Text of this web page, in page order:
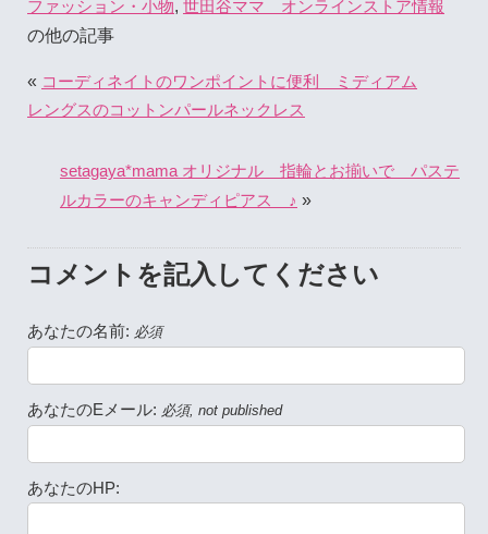
ファッション・小物, 世田谷ママ オンラインストア情報
の他の記事
« コーディネイトのワンポイントに便利 ミディアム
レングスのコットンパールネックレス
setagaya*mama オリジナル 指輪とお揃いで パステ
ルカラーのキャンディピアス ♪ »
コメントを記入してください
あなたの名前: 必須
あなたのEメール: 必須, not published
あなたのHP: